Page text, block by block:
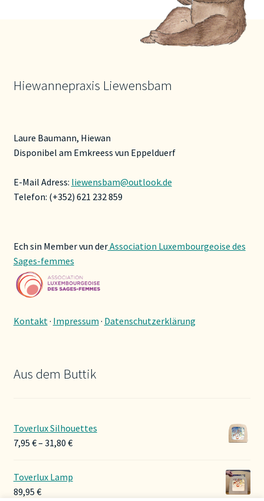
Hiewannepraxis Liewensbam
Laure Baumann, Hiewan
Disponibel am Emkreess vun Eppelduerf
E-Mail Adress: liewensbam@outlook.de
Telefon: (+352) 621 232 859
Ech sin Member vun derAssociation Luxembourgeoise des
Sages-femmes
Kontakt · Impressum · Datenschutzerklärung
Aus dem Buttik
Toverlux Silhouettes
7,95 €– 31,80 €Preisspanne:
Toverlux Lamp
89,95 €